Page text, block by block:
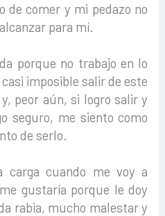
de comer y mi pedazo no
para mí.
porque no trabajo en lo
imposible salir de este
peor aún, si logro salir y
seguro, me siento como
de serlo.
carga cuando me voy a
gustaría porque le doy
rabia, mucho malestar y